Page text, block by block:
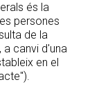
és la
persones
de la
, a canvi d'una
en el